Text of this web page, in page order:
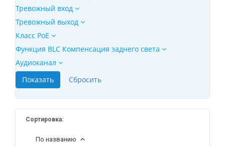
Тревожный вход
Тревожный выход
Класс PoE
Функция BLC Компенсация заднего света
Аудиоканал
Сортировка:
По названию